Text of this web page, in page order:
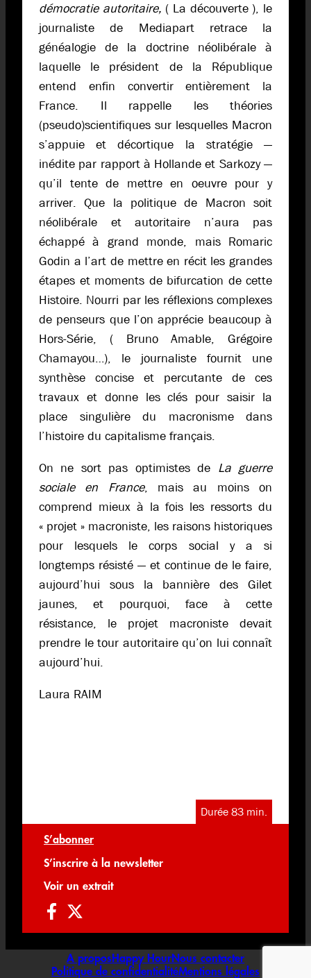
démocratie autoritaire, ( La découverte ), le
journaliste de Mediapart retrace la
généalogie de la doctrine néolibérale à
laquelle le président de la République
entend enfin convertir entièrement la
France. Il rappelle les théories
(pseudo)scientifiques sur lesquelles Macron
s’appuie et décortique la stratégie —
inédite par rapport à Hollande et Sarkozy —
qu’il tente de mettre en oeuvre pour y
arriver. Que la politique de Macron soit
néolibérale et autoritaire n’aura pas
échappé à grand monde, mais Romaric
Godin a l’art de mettre en récit les grandes
étapes et moments de bifurcation de cette
Histoire. Nourri par les réflexions complexes
de penseurs que l’on apprécie beaucoup à
Hors-Série, ( Bruno Amable, Grégoire
Chamayou…), le journaliste fournit une
synthèse concise et percutante de ces
travaux et donne les clés pour saisir la
place singulière du macronisme dans
l’histoire du capitalisme français.
On ne sort pas optimistes de La guerre
sociale en France, mais au moins on
comprend mieux à la fois les ressorts du
« projet » macroniste, les raisons historiques
pour lesquels le corps social y a si
longtemps résisté — et continue de le faire,
aujourd’hui sous la bannière des Gilet
jaunes, et pourquoi, face à cette
résistance, le projet macroniste devait
prendre le tour autoritaire qu’on lui connaît
aujourd’hui.
Laura RAIM
Durée 83 min.
S’abonner
S’inscrire à la newsletter
Voir un extrait
A propos Happy HourNous contacter
Politique de confidentialitéMentions légales